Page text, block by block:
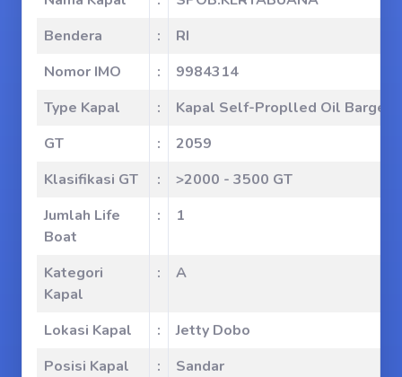
Bendera
:
RI
Nomor IMO
:
9984314
Type Kapal
:
Kapal Self-Proplled Oil Barge
GT
:
2059
Klasifikasi GT
:
>2000 - 3500 GT
Jumlah Life
Boat
: 1
Kategori
Kapal
: A
Lokasi Kapal :
Jetty Dobo
Posisi Kapal
:
Sandar